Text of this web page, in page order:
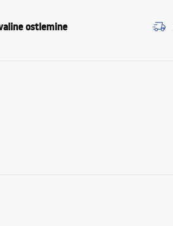
ostlemine